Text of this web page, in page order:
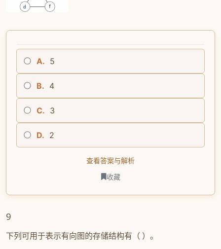
A. 5
B. 4
C. 3
D. 2
查看答案与解析
收藏
9
下列可用于表示有向图的存储结构有（ ）。